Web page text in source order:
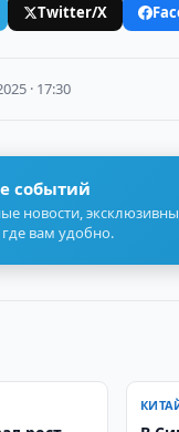
Twitter/X
· 17:30
событий
новости,
вам удобно.